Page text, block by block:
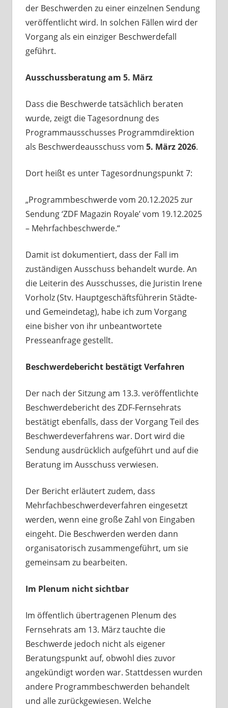
der Beschwerden zu einer einzelnen Sendung
veröffentlicht wird. In solchen Fällen wird der
Vorgang als ein einziger Beschwerdefall
geführt.
Ausschussberatung am 5. März
Dass die Beschwerde tatsächlich beraten
wurde, zeigt die Tagesordnung des
Programmausschusses Programmdirektion
als Beschwerdeausschuss vom 5. März 2026.
Dort heißt es unter Tagesordnungspunkt 7:
„Programmbeschwerde vom 20.12.2025 zur
Sendung ‘ZDF Magazin Royale’ vom 19.12.2025
– Mehrfachbeschwerde.“
Damit ist dokumentiert, dass der Fall im
zuständigen Ausschuss behandelt wurde. An
die Leiterin des Ausschusses, die Juristin Irene
Vorholz (Stv. Hauptgeschäftsführerin Städte-
und Gemeindetag), habe ich zum Vorgang
eine bisher von ihr unbeantwortete
Presseanfrage gestellt.
Beschwerdebericht bestätigt Verfahren
Der nach der Sitzung am 13.3. veröffentlichte
Beschwerdebericht des ZDF-Fernsehrats
bestätigt ebenfalls, dass der Vorgang Teil des
Beschwerdeverfahrens war. Dort wird die
Sendung ausdrücklich aufgeführt und auf die
Beratung im Ausschuss verwiesen.
Der Bericht erläutert zudem, dass
Mehrfachbeschwerdeverfahren eingesetzt
werden, wenn eine große Zahl von Eingaben
eingeht. Die Beschwerden werden dann
organisatorisch zusammengeführt, um sie
gemeinsam zu bearbeiten.
Im Plenum nicht sichtbar
Im öffentlich übertragenen Plenum des
Fernsehrats am 13. März tauchte die
Beschwerde jedoch nicht als eigener
Beratungspunkt auf, obwohl dies zuvor
angekündigt worden war. Stattdessen wurden
andere Programmbeschwerden behandelt
und alle zurückgewiesen. Welche